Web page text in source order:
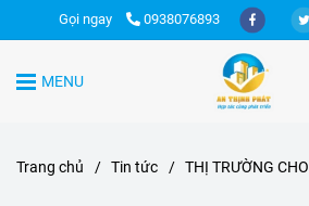
Gọi ngay 0938076893
MENU
Trang chủ / Tin tức / THỊ TRƯỜNG